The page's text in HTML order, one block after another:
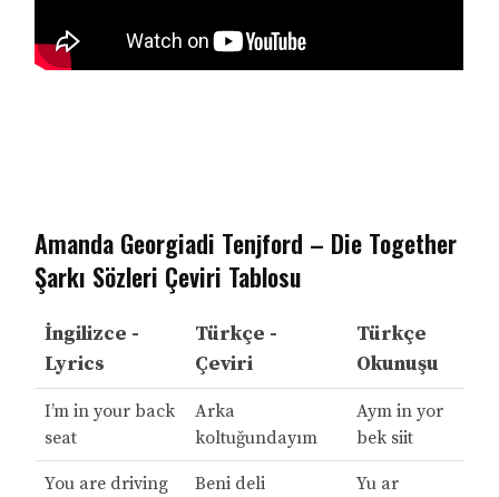
Amanda Georgiadi Tenjford – Die Together
Şarkı Sözleri Çeviri Tablosu
İngilizce -
Lyrics
Türkçe -
Çeviri
Türkçe
Okunuşu
I’m in your back
seat
Arka
koltuğundayım
Aym in yor
bek siit
You are driving
Beni deli
Yu ar